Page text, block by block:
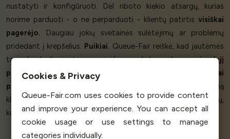
nustatyti ir konfigūruoti. Dėl riboto kiekio atsargų, kurias
norime parduoti - o ne perparduoti - klientų patirtis visiškai
pagerėjo. Daugiau jokių svetainės sulėtėjimų ar problemų
pridedant į krepšelius. Puikiai. Queue-Fair reiškė, kad jautėmės
tarsi kontroliuojantys pagrindinę prekybos dieną -juodąjį
penktadienį. Verslui tai labai patinka. Queue-Fair
tikrai
pavyko,
- į kiekvieną
klausimą buvo atsakytaitin greitai.Artėja daug renginių,
kuriuose taip pat norime naudoti Queue-Fair.’
Cookies & Privacy
Queue-Fair.com uses cookies to provide content
and improve your experience. You can accept all
cookie usage or use settings to manage
categories individually.